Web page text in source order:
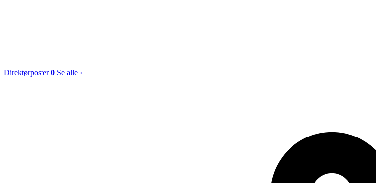
Direktørposter0 Se alle ›